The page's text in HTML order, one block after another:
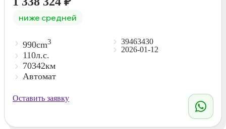
ниже средней
990cm3
110л.с.
70342км
Автомат
39463430
2026-01-12
Оставить заявку